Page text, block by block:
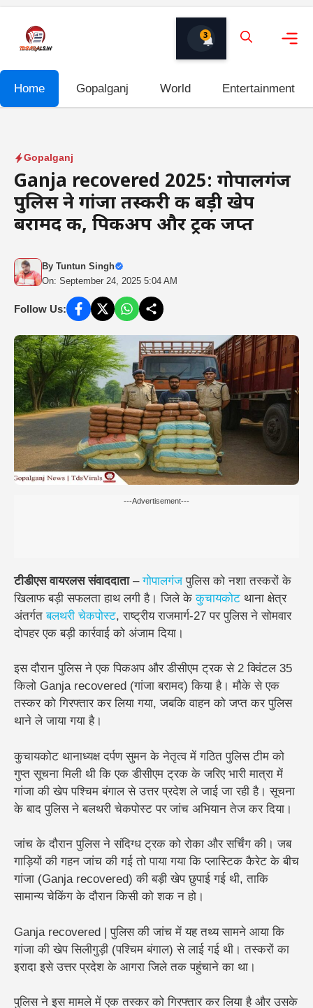
content
3
Home Gopalganj World Entertainment
Gopalganj
Ganja recovered 2025: गोपालगंज
पुलिस ने गांजा तस्करी की बड़ी खेप
बरामद की, पिकअप और ट्रक जप्त
By Tuntun Singh
On: September 24, 2025 5:04 AM
Follow Us:
---Advertisement---
टीडीएस वायरलस संवाददाता–गोपालगंजपुलिस को नशा तस्करों के
खिलाफ बड़ी सफलता हाथ लगी है। जिले केकुचायकोट थाना क्षेत्र
अंतर्गतबलथरी चेकपोस्ट, राष्ट्रीय राजमार्ग-27 पर पुलिस ने सोमवार
दोपहर एक बड़ी कार्रवाई को अंजाम दिया।
इस दौरान पुलिस ने एकपिकअप और डीसीएम ट्रक से 2 क्विंटल 35
किलो Ganja recovered (गांजा बरामद) किया है। मौके से एक
तस्कर को गिरफ्तार कर लिया गया, जबकि वाहन को जप्त कर पुलिस
थाने ले जाया गया है।
कुचायकोट थानाध्यक्ष दर्पण सुमन के नेतृत्व में गठित पुलिस टीम को
गुप्त सूचना मिली थी कि एक डीसीएम ट्रक के जरिए भारी मात्रा में
गांजा की खेप पश्चिम बंगाल से उत्तर प्रदेश ले जाई जा रही है। सूचना
के बाद पुलिस ने बलथरी चेकपोस्ट पर जांच अभियान तेज कर दिया।
जांच के दौरान पुलिस ने संदिग्ध ट्रक को रोका और सर्चिंग की। जब
गाड़ियों की गहन जांच की गई तो पाया गया कि प्लास्टिक कैरेट के बीच
गांजा (Ganja recovered) की बड़ी खेप छुपाई गई थी, ताकि
सामान्य चेकिंग के दौरान किसी को शक न हो।
Ganja recovered | पुलिस की जांच में यह तथ्य सामने आया कि
गांजा की खेप सिलीगुड़ी (पश्चिम बंगाल) से लाई गई थी। तस्करों का
इरादा इसे उत्तर प्रदेश के आगरा जिले तक पहुंचाने का था।
पुलिस ने इस मामले में एक तस्कर को गिरफ्तार कर लिया है और उसके